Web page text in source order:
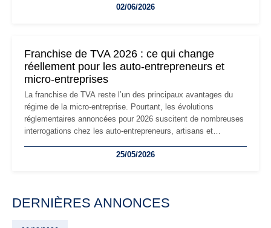
les auto-entrepreneurs devront s'adapter à un environnement
02/06/2026
Franchise de TVA 2026 : ce qui change
réellement pour les auto-entrepreneurs et
micro-entreprises
La franchise de TVA reste l’un des principaux avantages du
régime de la micro-entreprise. Pourtant, les évolutions
réglementaires annoncées pour 2026 suscitent de nombreuses
interrogations chez les auto-entrepreneurs, artisans et
facturation ou risque de bascule vers la TVA : les règles
25/05/2026
DERNIÈRES ANNONCES